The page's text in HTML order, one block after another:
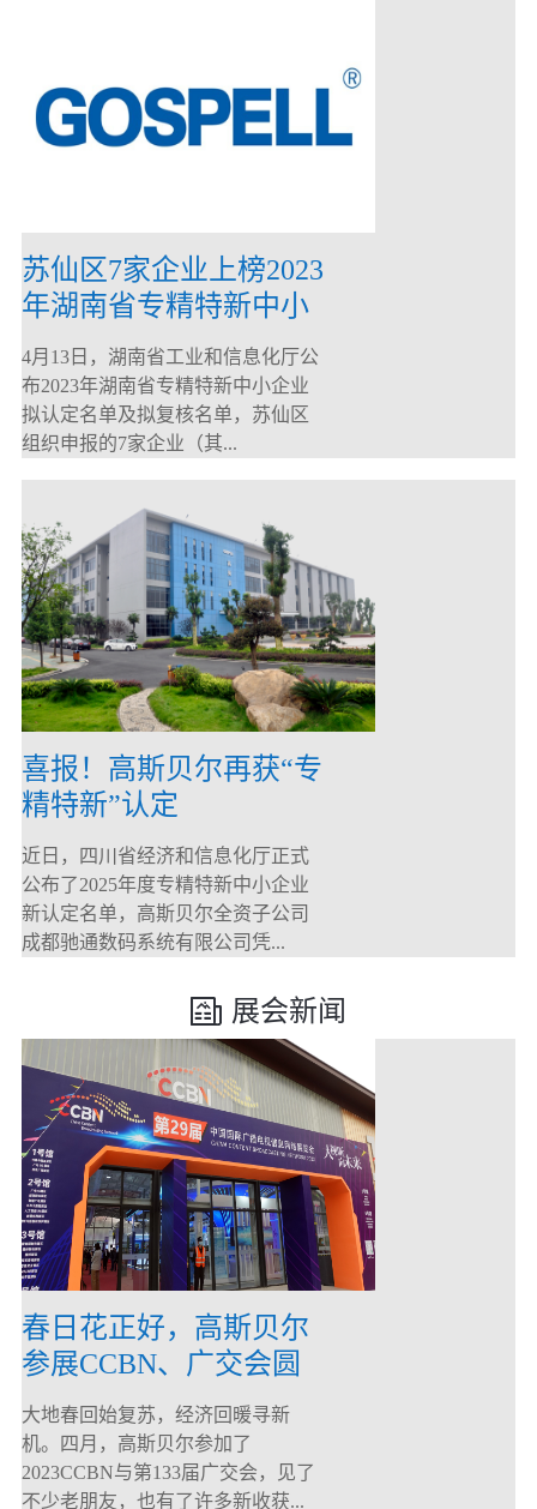
苏仙区7家企业上榜2023
年湖南省专精特新中小
企业
4月13日，湖南省工业和信息化厅公
布2023年湖南省专精特新中小企业
拟认定名单及拟复核名单，苏仙区
组织申报的7家企业（其...
喜报！高斯贝尔再获“专
精特新”认定
近日，四川省经济和信息化厅正式
公布了2025年度专精特新中小企业
新认定名单，高斯贝尔全资子公司
成都驰通数码系统有限公司凭...
展会新闻
春日花正好，高斯贝尔
参展CCBN、广交会圆
满落幕！
大地春回始复苏，经济回暖寻新
机。四月，高斯贝尔参加了
2023CCBN与第133届广交会，见了
不少老朋友，也有了许多新收获...